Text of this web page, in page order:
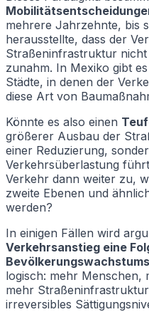
mehrere Jahrzehnte, bis
herausstellte, dass der
Straßeninfrastruktur
zunahm. In Mexiko gibt
Städte, in denen der
diese Art von
Könnte es also einen
größerer Ausbau der
einer Reduzierung,
Verkehrsüberlastung
Verkehr dann weiter zu,
zweite Ebenen und
werden?
In einigen Fällen wird
Verkehrsanstieg eine
Bevölkerungswachstums
logisch: mehr Menschen,
mehr
irreversibles